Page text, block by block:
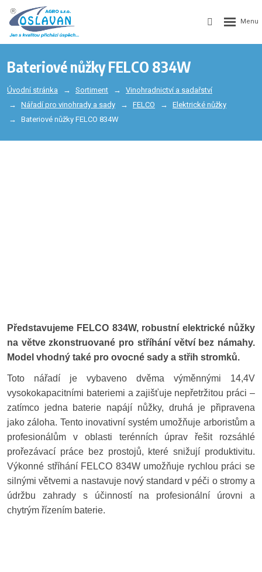
Bateriové nůžky FELCO 834W
Úvodní stránka Sortiment
Vinohradnictví a sadařství
Nářadí pro vinohrady a sady
FELCO
Elektrické nůžky
Bateriové nůžky FELCO 834W
Představujeme FELCO 834W, robustní elektrické nůžky
na větve zkonstruované pro stříhání větví bez námahy.
Model vhodný také pro ovocné sady a střih stromků.
Toto nářadí je vybaveno dvěma výměnnými 14,4V
vysokokapacitními bateriemi a zajišťuje nepřetržitou práci –
zatímco jedna baterie napájí nůžky, druhá je připravena
jako záloha. Tento inovativní systém umožňuje arboristům a
profesionálům v oblasti terénních úprav řešit rozsáhlé
prořezávací práce bez prostojů, které snižují produktivitu.
Výkonné stříhání FELCO 834W umožňuje rychlou práci se
silnými větvemi a nastavuje nový standard v péči o stromy a
údržbu zahrady s účinností na profesionální úrovni a
chytrým řízením baterie.